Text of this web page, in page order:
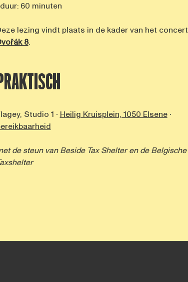
duur: 60 minuten
lezing vindt plaats in de kader van het concert
8.
PRAKTISCH
Studio 1 ∙ Heilig Kruisplein, 1050 Elsene∙
de steun vanBeside Tax Shelteren de Belgische